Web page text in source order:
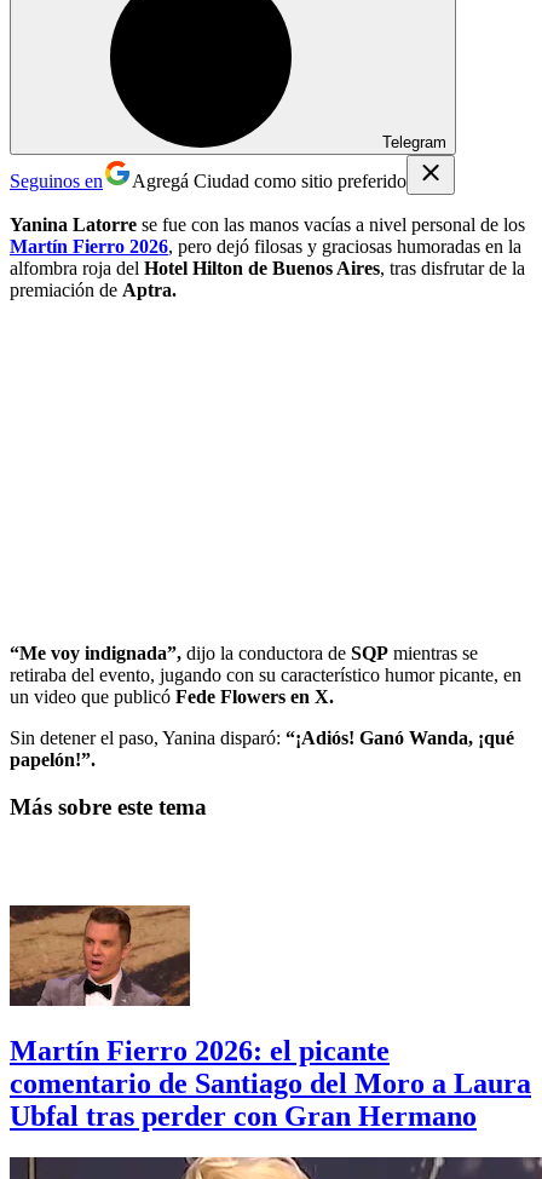
Telegram
Seguinos en Agregá Ciudad como sitio preferido
Yanina Latorre se fue con las manos vacías a nivel personal de los
Martín Fierro 2026, pero dejó filosas y graciosas humoradas en la
alfombra roja del Hotel Hilton de Buenos Aires, tras disfrutar de la
premiación de Aptra.
“Me voy indignada”, dijo la conductora de SQP mientras se
retiraba del evento, jugando con su característico humor picante, en
un video que publicó Fede Flowers en X.
Sin detener el paso, Yanina disparó: “¡Adiós! Ganó Wanda, ¡qué
papelón!”.
Más sobre este tema
Martín Fierro 2026: el picante
comentario de Santiago del Moro a Laura
Ubfal tras perder con Gran Hermano